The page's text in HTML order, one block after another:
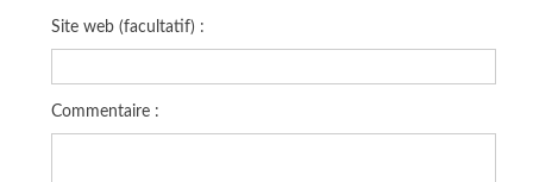
Site web (facultatif) :
Commentaire :